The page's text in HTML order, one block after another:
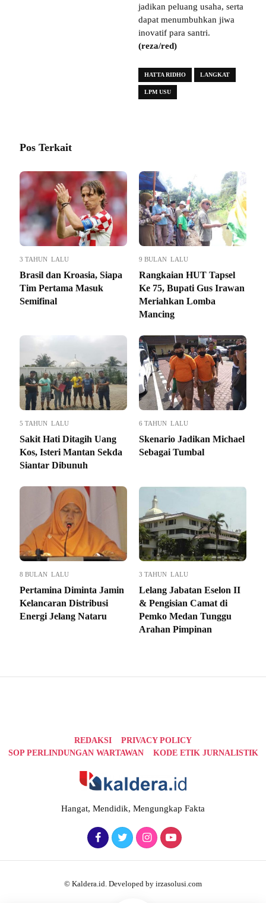
jadikan peluang usaha, serta
dapat menumbuhkan jiwa
inovatif para santri.
(reza/red)
HATTA RIDHO LANGKAT
LPM USU
Pos Terkait
3 TAHUN LALU
Brasil dan Kroasia, Siapa
Tim Pertama Masuk
Semifinal
9 BULAN LALU
Rangkaian HUT Tapsel
Ke 75, Bupati Gus Irawan
Meriahkan Lomba
Mancing
5 TAHUN LALU
Sakit Hati Ditagih Uang
Kos, Isteri Mantan Sekda
Siantar Dibunuh
6 TAHUN LALU
Skenario Jadikan Michael
Sebagai Tumbal
8 BULAN LALU
Pertamina Diminta Jamin
Kelancaran Distribusi
Energi Jelang Nataru
3 TAHUN LALU
Lelang Jabatan Eselon II
& Pengisian Camat di
Pemko Medan Tunggu
Arahan Pimpinan
REDAKSI
PRIVACY POLICY
SOP PERLINDUNGAN WARTAWAN
KODE ETIK JURNALISTIK
Hangat, Mendidik, Mengungkap Fakta
© Kaldera.id. Developed by irzasolusi.com